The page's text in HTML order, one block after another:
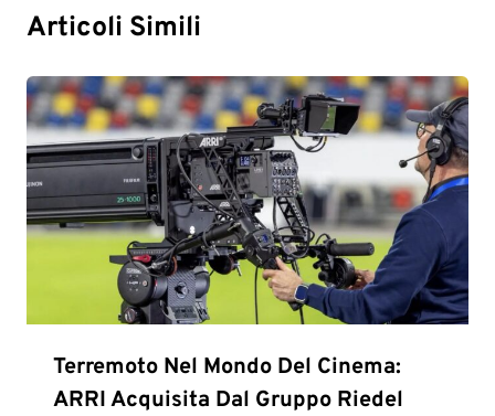
Articoli Simili
Terremoto Nel Mondo Del Cinema:
ARRI Acquisita Dal Gruppo Riedel